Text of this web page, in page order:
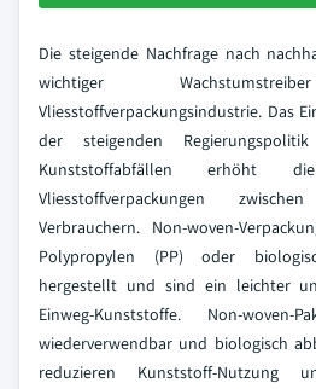
Die steigende Nachfrage nach
wichtiger
Vliesstoffverpackungsindustrie. Das
der steigenden
Kunststoffabfällen erhöht
Vliesstoffverpackungen
Verbrauchern. Non-woven-
Polypropylen (PP) oder
hergestellt und sind ein leichter
Einweg-Kunststoffe. Non-
wiederverwendbar und biologisch
reduzieren Kunststoff-Nutzung